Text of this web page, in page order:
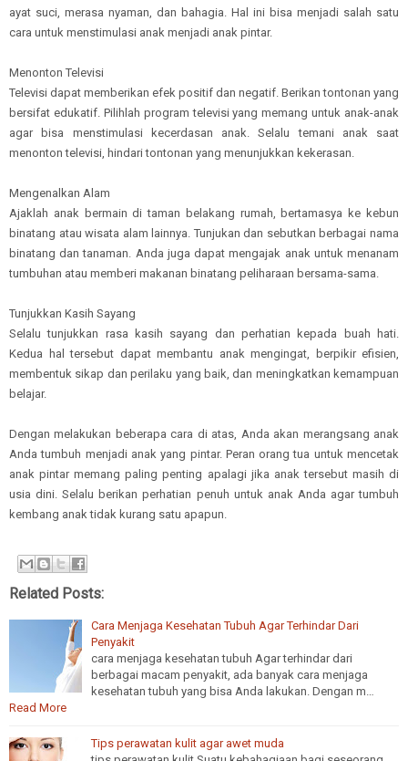
ayat suci, merasa nyaman, dan bahagia. Hal ini bisa menjadi salah satu
cara untuk menstimulasi anak menjadi anak pintar.
Menonton Televisi
Televisi dapat memberikan efek positif dan negatif. Berikan tontonan yang
bersifat edukatif. Pilihlah program televisi yang memang untuk anak-anak
agar bisa menstimulasi kecerdasan anak. Selalu temani anak saat
menonton televisi, hindari tontonan yang menunjukkan kekerasan.
Mengenalkan Alam
Ajaklah anak bermain di taman belakang rumah, bertamasya ke kebun
binatang atau wisata alam lainnya. Tunjukan dan sebutkan berbagai nama
binatang dan tanaman. Anda juga dapat mengajak anak untuk menanam
tumbuhan atau memberi makanan binatang peliharaan bersama-sama.
Tunjukkan Kasih Sayang
Selalu tunjukkan rasa kasih sayang dan perhatian kepada buah hati.
Kedua hal tersebut dapat membantu anak mengingat, berpikir efisien,
membentuk sikap dan perilaku yang baik, dan meningkatkan kemampuan
belajar.
Dengan melakukan beberapa cara di atas, Anda akan merangsang anak
Anda tumbuh menjadi anak yang pintar. Peran orang tua untuk mencetak
anak pintar memang paling penting apalagi jika anak tersebut masih di
usia dini. Selalu berikan perhatian penuh untuk anak Anda agar tumbuh
kembang anak tidak kurang satu apapun.
Related Posts:
Cara Menjaga Kesehatan Tubuh Agar Terhindar Dari
Penyakit
cara menjaga kesehatan tubuh Agar terhindar dari
berbagai macam penyakit, ada banyak cara menjaga
kesehatan tubuh yang bisa Anda lakukan. Dengan m…
Read More
Tips perawatan kulit agar awet muda